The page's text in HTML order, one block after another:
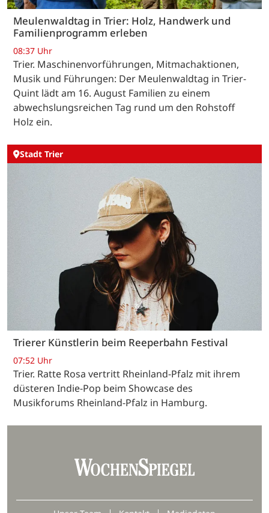
Meulenwaldtag in Trier: Holz, Handwerk und
Familienprogramm erleben
08:37 Uhr
Trier. Maschinenvorführungen, Mitmachaktionen,
Musik und Führungen: Der Meulenwaldtag in Trier-
Quint lädt am 16. August Familien zu einem
abwechslungsreichen Tag rund um den Rohstoff
Holz ein.
Stadt Trier
Trierer Künstlerin beim Reeperbahn Festival
07:52 Uhr
Trier. Ratte Rosa vertritt Rheinland-Pfalz mit ihrem
düsteren Indie-Pop beim Showcase des
Musikforums Rheinland-Pfalz in Hamburg.